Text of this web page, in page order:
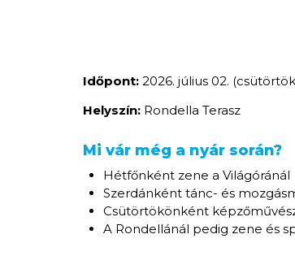
Időpont: 2026. július 02.
Helyszín: Rondella Terasz
Mi vár még a nyár során?
Hétfőnként zene a Világóránál
Szerdánként tánc- és
Csütörtökönként
A Rondellánál pedig zene és